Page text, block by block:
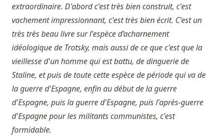
extraordinaire. D'abord c'est très bien construit, c'est
vachement impressionnant, c'est très bien écrit. C'est un
très très beau livre sur l'espèce d’acharnement
idéologique de Trotsky, mais aussi de ce que c'est que la
vieillesse d'un homme qui est battu, de dinguerie de
Staline, et puis de toute cette espèce de période qui va de
la guerre d'Espagne, enfin au début de la guerre
d'Espagne, puis la guerre d'Espagne, puis l'après-guerre
d'Espagne pour les militants communistes, c'est
formidable.